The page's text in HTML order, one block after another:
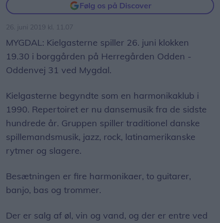
Følg os på Discover
26. juni 2019 kl. 11.07
MYGDAL: Kielgasterne spiller 26. juni klokken
19.30 i borggården på Herregården Odden -
Oddenvej 31 ved Mygdal.
Kielgasterne begyndte som en harmonikaklub i
1990. Repertoiret er nu dansemusik fra de sidste
hundrede år. Gruppen spiller traditionel danske
spillemandsmusik, jazz, rock, latinamerikanske
rytmer og slagere.
Besætningen er fire harmonikaer, to guitarer,
banjo, bas og trommer.
Der er salg af øl, vin og vand, og der er entre ved